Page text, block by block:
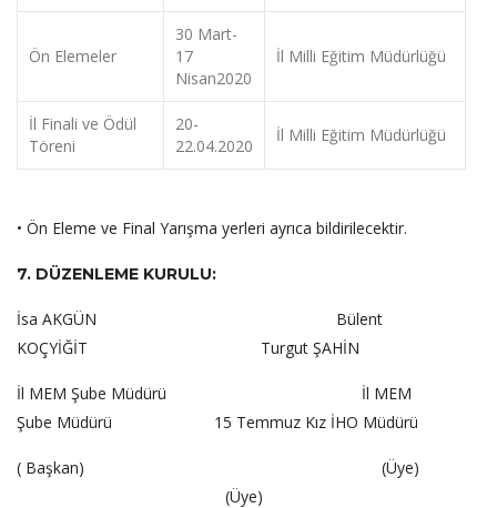
Ön Elemeler
30 Mart-
17
Nisan2020
İl Milli Eğitim Müdürlüğü
İl Finali ve Ödül
Töreni
20-
22.04.2020
İl Milli Eğitim Müdürlüğü
• Ön Eleme ve Final Yarışma yerleri ayrıca bildirilecektir.
7. DÜZENLEME KURULU:
İsa AKGÜN Bülent
KOÇYİĞİT Turgut ŞAHİN
İl MEM Şube Müdürü İl MEM
Şube Müdürü 15 Temmuz Kız İHO Müdürü
( Başkan) (Üye)
(Üye)